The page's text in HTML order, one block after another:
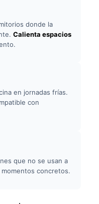
donde la
Calienta espacios
en jornadas frías.
con
que no se usan a
concretos.